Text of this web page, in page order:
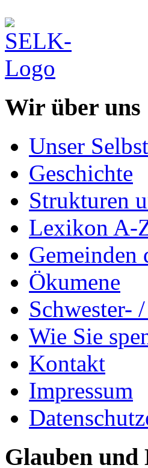
Wir über uns
Unser
Geschichte
Strukturen
Lexikon A-
Gemeinden
Ökumene
Schwester-
Wie Sie
Kontakt
Impressum
Glauben und